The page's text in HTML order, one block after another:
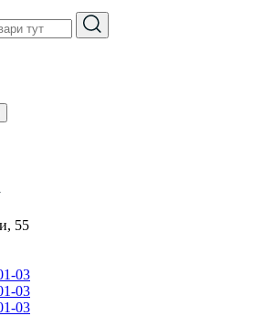
55
03
03
03